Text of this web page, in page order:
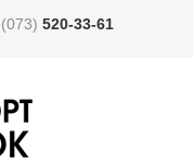
520-33-61